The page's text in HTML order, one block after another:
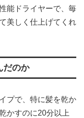
能ドライヤーで、毎
美しく仕上げてくれ
だのか
プで、特に髪を乾か
かすのに20分以上